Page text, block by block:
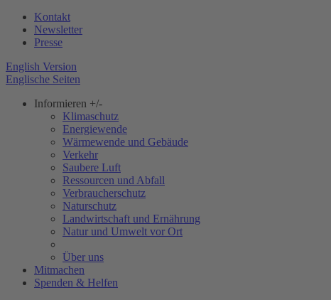
Kontakt
Newsletter
Presse
English Version
Englische Seiten
Informieren +/-
Klimaschutz
Energiewende
Wärmewende und Gebäude
Verkehr
Saubere Luft
Ressourcen und Abfall
Verbraucherschutz
Naturschutz
Landwirtschaft und Ernährung
Natur und Umwelt vor Ort
Über uns
Mitmachen
Spenden & Helfen